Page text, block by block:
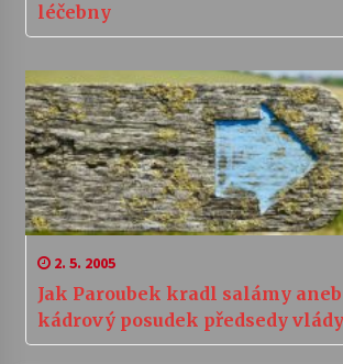
léčebny
2. 5. 2005
Jak Paroubek kradl salámy
kádrový posudek předsedy vlády